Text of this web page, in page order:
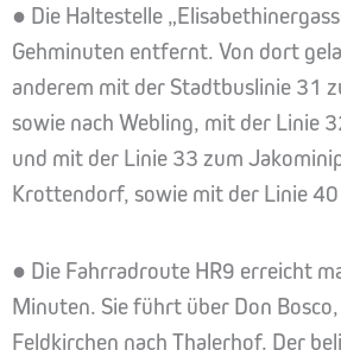
● Die Haltestelle
Gehminuten entfernt. Von dort
anderem mit der Stadtbuslinie 31
sowie nach Webling, mit der Linie
und mit der Linie 33 zum
Krottendorf, sowie mit der Linie 40
● Die Fahrradroute HR9 erreicht
Minuten. Sie führt über Don
Feldkirchen nach Thalerhof. Der